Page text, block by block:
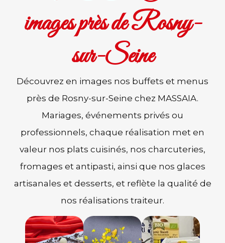
images près de Rosny-
sur-Seine
Découvrez en images nos buffets et menus
près de Rosny-sur-Seine chez MASSAIA.
Mariages, événements privés ou
professionnels, chaque réalisation met en
valeur nos plats cuisinés, nos charcuteries,
fromages et antipasti, ainsi que nos glaces
artisanales et desserts, et reflète la qualité de
nos réalisations traiteur.